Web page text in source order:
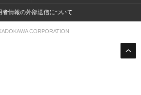
者情報の外部送信について
CORPORATION